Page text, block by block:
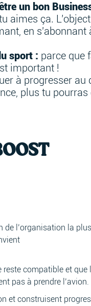
un bon
aimes ça.
en s'abonnant
sport : parce que
important !
à progresser au
plus tu pourras
de l’organisation la
compatible et que
pas à prendre l’avion.
et construisent